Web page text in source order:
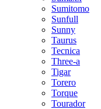
Sumitomo
Sunfull
Sunny
Taurus
Tecnica
Three-a
Tigar
Torero
Torque
Tourador